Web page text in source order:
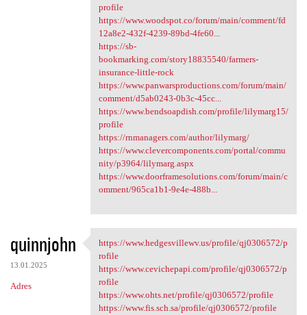
profile
https://www.woodspot.co/forum/main/comment/fd
12a8e2-432f-4239-89bd-4fe60...
https://sb-
bookmarking.com/story18835540/farmers-
insurance-little-rock
https://www.panwarsproductions.com/forum/main/
comment/d5ab0243-0b3c-45cc...
https://www.bendsoapdish.com/profile/lilymarg15/
profile
https://rnmanagers.com/author/lilymarg/
https://www.clevercomponents.com/portal/commu
nity/p3964/lilymarg.aspx
https://www.doorframesolutions.com/forum/main/c
omment/965ca1b1-9e4e-488b...
quinnjohn
13.01.2025
Adres
https://www.hedgesvillewv.us
https://www.hedgesvillewv.us/profile/qj0306572/p
rofile
https://www.cevichepapi.com/profile/qj0306572/p
rofile
https://www.ohts.net/profile/qj0306572/profile
https://www.fis.sch.sa/profile/qj0306572/profile